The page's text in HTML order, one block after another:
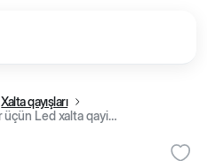
Xalta qayışları
Beeztees Karlie Nylon Vision İtlər üçün Led xalta qayişı, Narıncı-Ağ, 39x2,5 sm